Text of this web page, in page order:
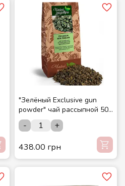
"Зелёный Exclusive gun
powder" чай рассыпной 500
гр. Чайные шедевры
-
+
438.00 грн